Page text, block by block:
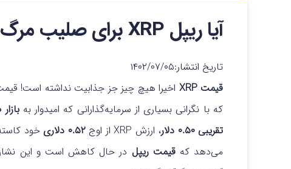
آیا ریپل XRP برای صلیب مرگ دیگری آماده می شود؟
تاریخ انتشار:۱۴۰۲/۰۷/۰۵
قیمت XRP
اخیرا هیچ چیز جز جذابیت نداشته است!
که با نگرانی بسیاری از سرمایه‌گذارانی که امیدوار به
تقریبی ۰.۵۰ دلار
، ارزش XRP از اوج ۰.۵۲ دلاری
خود
می‌دهد کهقیمت ریپل در حال کاهش است و این